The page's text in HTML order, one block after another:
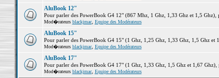
AluBook 12"
Pour parler des PowerBook G4 12" (867 Mhz, 1 Ghz, 1,33 Ghz et 1,5 Ghz),
Mod�rateurs blackjmac, Equipe des Modérateurs
AluBook 15"
Pour parler des PowerBook G4 15" (1 Ghz, 1,25 Ghz, 1,33 Ghz, 1,5 Ghz et
Mod�rateurs blackjmac, Equipe des Modérateurs
AluBook 17"
Pour parler des PowerBook G4 17" (1 Ghz, 1,33 Ghz, 1,5 Ghz et 1,67 Ghz),
Mod�rateurs blackjmac, Equipe des Modérateurs